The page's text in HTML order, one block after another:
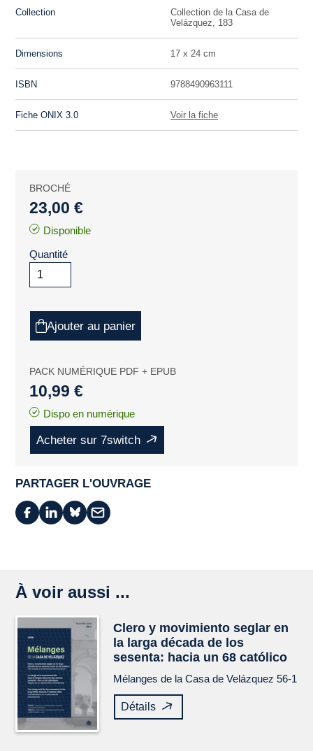
Collection
Collection de la Casa de
Velázquez, 183
Dimensions 17 x 24 cm
ISBN 9788490963111
Fiche ONIX 3.0 Voir la fiche
BROCHÉ
23,00 €
Disponible
Quantité
Ajouter au panier
PACK NUMÉRIQUE PDF + EPUB
10,99 €
Dispo en numérique
Acheter sur 7switch
PARTAGER L'OUVRAGE
À voir aussi ...
Clero y movimiento seglar en
la larga década de los
sesenta: hacia un 68 católico
Mélanges de la Casa de Velázquez 56-1
Détails